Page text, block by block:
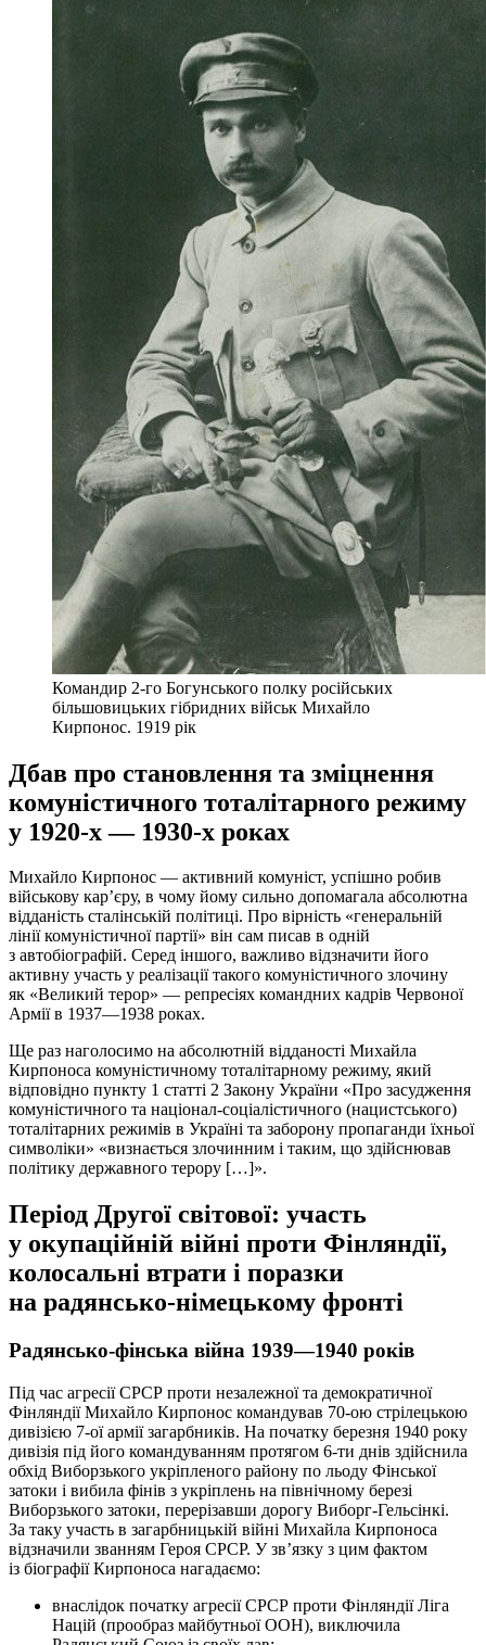
Командир 2-го Богунського полку російських
більшовицьких гібридних військ Михайло
Кирпонос. 1919 рік
Дбав про становлення та зміцнення
комуністичного тоталітарного режиму
у 1920-х — 1930-х роках
Михайло Кирпонос — активний комуніст, успішно робив
військову кар’єру, в чому йому сильно допомагала абсолютна
відданість сталінській політиці. Про вірність «генеральній
лінії комуністичної партії» він сам писав в одній
з автобіографій. Серед іншого, важливо відзначити його
активну участь у реалізації такого комуністичного злочину
як «Великий терор» — репресіях командних кадрів Червоної
Армії в 1937—1938 роках.
Ще раз наголосимо на абсолютній відданості Михайла
Кирпоноса комуністичному тоталітарному режиму, який
відповідно пункту 1 статті 2 Закону України «Про засудження
комуністичного та націонал-соціалістичного (нацистського)
тоталітарних режимів в Україні та заборону пропаганди їхньої
символіки» «визнається злочинним і таким, що здійснював
політику державного терору […]».
Період Другої світової: участь
у окупаційній війні проти Фінляндії,
колосальні втрати і поразки
на радянсько-німецькому фронті
Радянсько-фінська війна 1939—1940 років
Під час агресії СРСР проти незалежної та демократичної
Фінляндії Михайло Кирпонос командував 70-ою стрілецькою
дивізією 7-ої армії загарбників. На початку березня 1940 року
дивізія під його командуванням протягом 6-ти днів здійснила
обхід Виборзького укріпленого району по льоду Фінської
затоки і вибила фінів з укріплень на північному березі
Виборзького затоки, перерізавши дорогу Виборг-Гельсінкі.
За таку участь в загарбницькій війні Михайла Кирпоноса
відзначили званням Героя СРСР. У зв’язку з цим фактом
із біографії Кирпоноса нагадаємо:
внаслідок початку агресії СРСР проти Фінляндії Ліга
Націй (прообраз майбутньої ООН), виключила